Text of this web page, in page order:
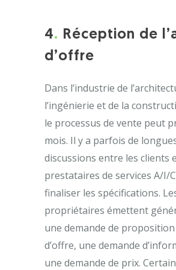
4. Réception de
d’offre
Dans l’industrie de
l’ingénierie et de la
le processus de vente peut
mois. Il y a parfois de
discussions entre les clients
prestataires de services A/I/
finaliser les spécifications.
propriétaires émettent
une demande de
d’offre, une demande
une demande de prix.